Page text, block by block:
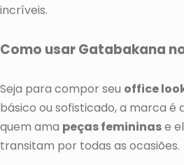
incríveis.
Como usar Gatabakana
Seja para compor seu office
básico ou sofisticado, a marca
quem ama peças femininase
transitam por todas as ocasiões.